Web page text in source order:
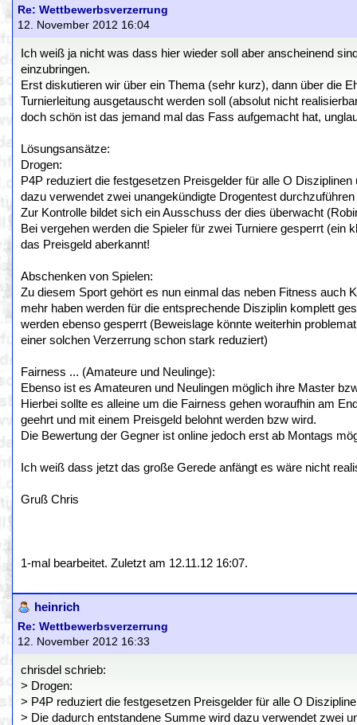
Re: Wettbewerbsverzerrung
12. November 2012 16:04
Ich weiß ja nicht was dass hier wieder soll aber anscheinend
einzubringen.
Erst diskutieren wir über ein Thema (sehr kurz), dann über die
Turnierleitung ausgetauscht werden soll (absolut nicht
doch schön ist das jemand mal das Fass aufgemacht hat,
Lösungsansätze:
Drogen:
P4P reduziert die festgesetzen Preisgelder für alle O
dazu verwendet zwei unangekündigte Drogentest
Zur Kontrolle bildet sich ein Ausschuss der dies überwacht
Bei vergehen werden die Spieler für zwei Turniere gesperrt
das Preisgeld aberkannt!
Abschenken von Spielen:
Zu diesem Sport gehört es nun einmal das neben Fitness auch
mehr haben werden für die entsprechende Disziplin komplett
werden ebenso gesperrt (Beweislage könnte weiterhin
einer solchen Verzerrung schon stark reduziert)
Fairness ... (Amateure und Neulinge):
Ebenso ist es Amateuren und Neulingen möglich ihre Master
Hierbei sollte es alleine um die Fairness gehen woraufhin am
geehrt und mit einem Preisgeld belohnt werden bzw wird.
Die Bewertung der Gegner ist online jedoch erst ab Montags
Ich weiß dass jetzt das große Gerede anfängt es wäre nicht
Gruß Chris
1-mal bearbeitet. Zuletzt am 12.11.12 16:07.
heinrich
Re: Wettbewerbsverzerrung
12. November 2012 16:33
chrisdel schrieb:
> Drogen:
> P4P reduziert die festgesetzen Preisgelder für alle O
> Die dadurch entstandene Summe wird dazu verwendet zwei